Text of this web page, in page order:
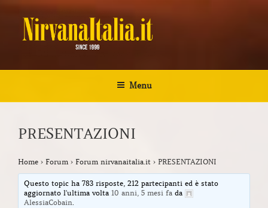
Salta
contenuto
NIRVANA ITALIA
Menu
PRESENTAZIONI
Home › Forum › Forum nirvanaitalia.it › PRESENTAZIONI
Questo topic ha 783 risposte, 212 partecipanti ed è stato
aggiornato l'ultima volta10 anni, 5 mesi fa da
AlessiaCobain.